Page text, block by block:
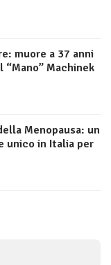
muore a 37 anni
“Mano” Machinek
Menopausa: un
unico in Italia per